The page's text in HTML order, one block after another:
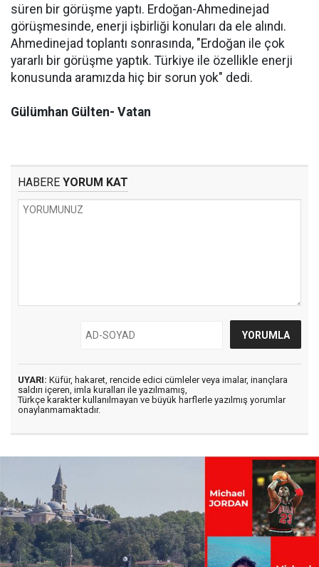
süren bir görüşme yaptı. Erdoğan-Ahmedinejad
görüşmesinde, enerji işbirliği konuları da ele alındı.
Ahmedinejad toplantı sonrasında, "Erdoğan ile çok
yararlı bir görüşme yaptık. Türkiye ile özellikle enerji
konusunda aramızda hiç bir sorun yok" dedi.
Gülümhan Gülten- Vatan
HABERE YORUM KAT
UYARI: Küfür, hakaret, rencide edici cümleler veya imalar, inançlara
saldırı içeren, imla kuralları ile yazılmamış,
Türkçe karakter kullanılmayan ve büyük harflerle yazılmış yorumlar
onaylanmamaktadır.